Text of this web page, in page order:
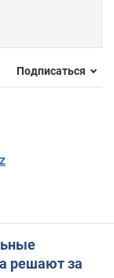
Подписаться
решают за